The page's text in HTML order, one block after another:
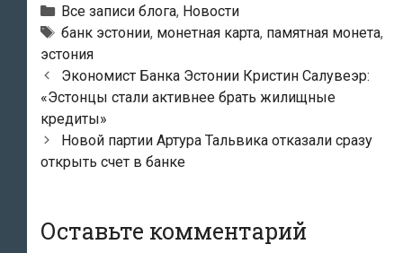
Рубрики
Все записи блога, Новости
Тэги
банк эстонии, монетная карта, памятная монета,
эстония
Навигация
по
записям
Экономист Банка Эстонии Кристин Салувеэр:
«Эстонцы стали активнее брать жилищные
кредиты»
Новой партии Артура Тальвика отказали сразу
открыть счет в банке
Оставьте комментарий